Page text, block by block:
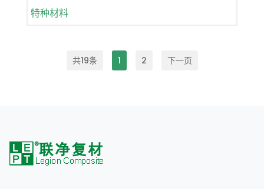
特种材料
共19条 1 2 下一页